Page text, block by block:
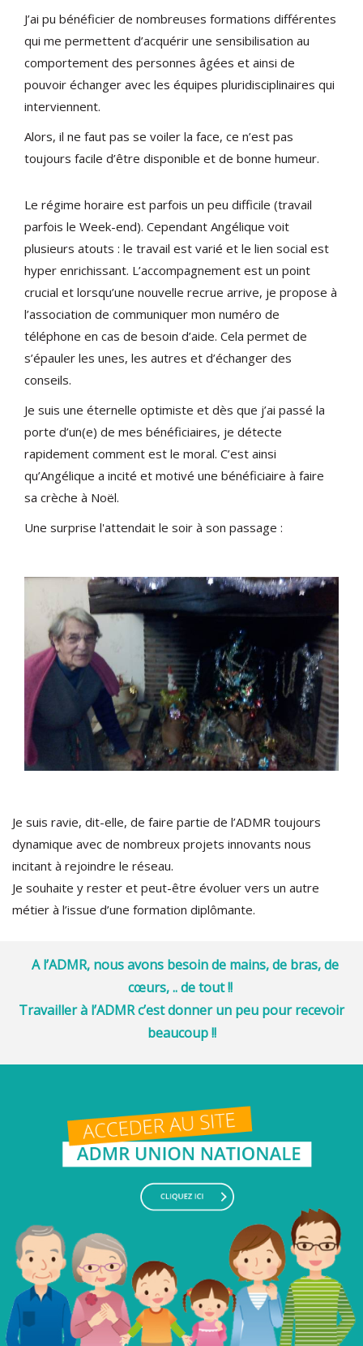
J’ai pu bénéficier de nombreuses formations différentes
qui me permettent d’acquérir une sensibilisation au
comportement des personnes âgées et ainsi de
pouvoir échanger avec les équipes pluridisciplinaires qui
interviennent.
Alors, il ne faut pas se voiler la face, ce n’est pas
toujours facile d’être disponible et de bonne humeur.
Le régime horaire est parfois un peu difficile (travail
parfois le Week-end). Cependant Angélique voit
plusieurs atouts : le travail est varié et le lien social est
hyper enrichissant. L’accompagnement est un point
crucial et lorsqu’une nouvelle recrue arrive, je propose à
l’association de communiquer mon numéro de
téléphone en cas de besoin d’aide. Cela permet de
s’épauler les unes, les autres et d’échanger des
conseils.
Je suis une éternelle optimiste et dès que j’ai passé la
porte d’un(e) de mes bénéficiaires, je détecte
rapidement comment est le moral. C’est ainsi
qu’Angélique a incité et motivé une bénéficiaire à faire
sa crèche à Noël.
Une surprise l'attendait le soir à son passage :
Je suis ravie, dit-elle, de faire partie de l’ADMR toujours
dynamique avec de nombreux projets innovants nous
incitant à rejoindre le réseau.
Je souhaite y rester et peut-être évoluer vers un autre
métier à l’issue d’une formation diplômante.
A l’ADMR, nous avons besoin de mains, de bras, de
cœurs, .. de tout !!
Travailler à l’ADMR c’est donner un peu pour recevoir
beaucoup !!